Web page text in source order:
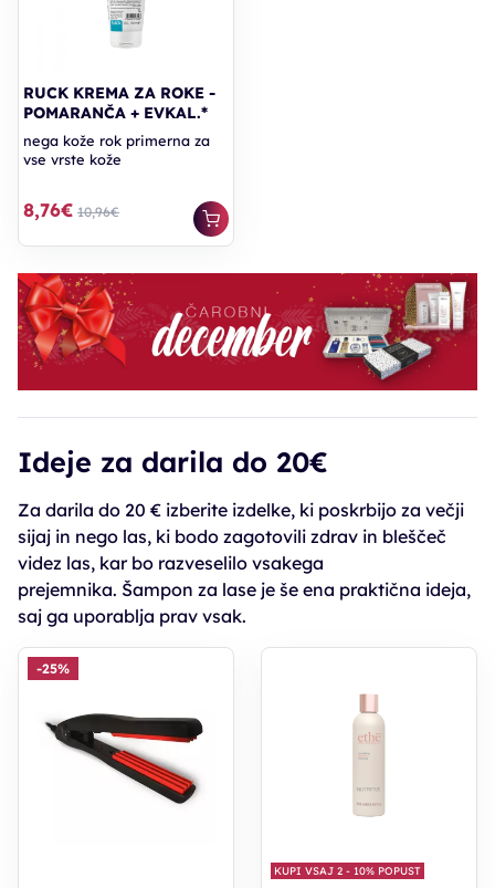
RUCK KREMA ZA ROKE -
POMARANČA + EVKAL.*
nega kože rok primerna za
vse vrste kože
8,76€ 10,96€
Ideje za darila do 20€
Za darila do 20 € izberite izdelke, ki poskrbijo za večji
sijaj in nego las, ki bodo zagotovili zdrav in bleščeč
videz las, kar bo razveselilo vsakega
prejemnika. Šampon za lase je še ena praktična ideja,
saj ga uporablja prav vsak.
-25%
KUPI VSAJ 2 - 10% POPUST